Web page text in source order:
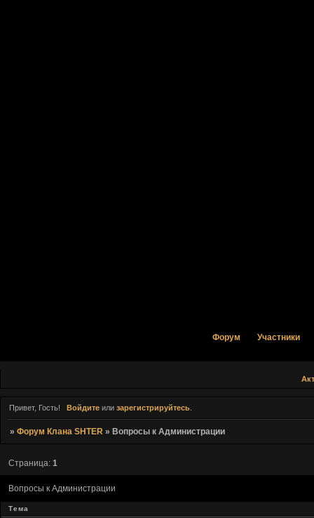
Форум Участники
Привет, Гость! Войдитеили зарегистрируйтесь.
»Форум Клана SHTER » Вопросы к Администрации
Вопросы к Администрации
Страница:1
Тема